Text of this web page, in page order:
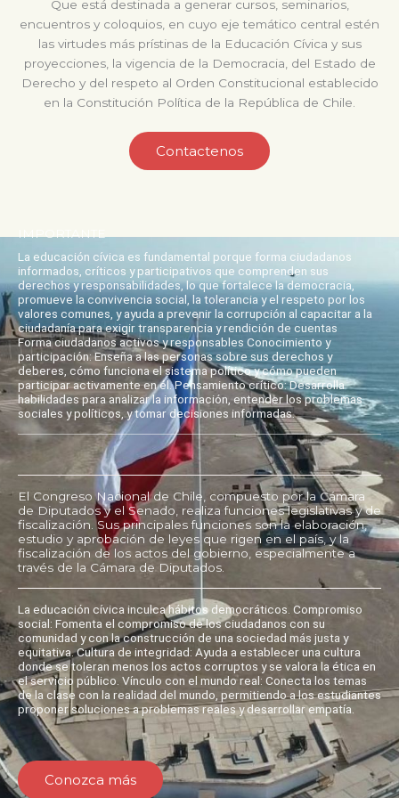
Que está destinada a generar cursos, seminarios,
encuentros y coloquios, en cuyo eje temático central estén
las virtudes más prístinas de la Educación Cívica y sus
proyecciones, la vigencia de la Democracia, del Estado de
Derecho y del respeto al Orden Constitucional establecido
en la Constitución Política de la República de Chile.
Contactenos
La educación cívica es fundamental porque forma ciudadanos
informados, críticos y participativos que comprenden sus
derechos y responsabilidades, lo que fortalece la democracia,
promueve la convivencia social, la tolerancia y el respeto por los
valores comunes, y ayuda a prevenir la corrupción al capacitar a la
ciudadanía para exigir transparencia y rendición de cuentas
Forma ciudadanos activos y responsables Conocimiento y
participación: Enseña a las personas sobre sus derechos y
deberes, cómo funciona el sistema político y cómo pueden
participar activamente en él. Pensamiento crítico: Desarrolla
habilidades para analizar la información, entender los problemas
sociales y políticos, y tomar decisiones informadas.
El Congreso Nacional de Chile, compuesto por la Cámara
de Diputados y el Senado, realiza funciones legislativas y de
fiscalización. Sus principales funciones son la elaboración,
estudio y aprobación de leyes que rigen en el país, y la
fiscalización de los actos del gobierno, especialmente a
través de la Cámara de Diputados.
La educación cívica inculca hábitos democráticos. Compromiso
social: Fomenta el compromiso de los ciudadanos con su
comunidad y con la construcción de una sociedad más justa y
equitativa. Cultura de integridad: Ayuda a establecer una cultura
donde se toleran menos los actos corruptos y se valora la ética en
el servicio público. Vínculo con el mundo real: Conecta los temas
de la clase con la realidad del mundo, permitiendo a los estudiantes
proponer soluciones a problemas reales y desarrollar empatía.
Conozca más